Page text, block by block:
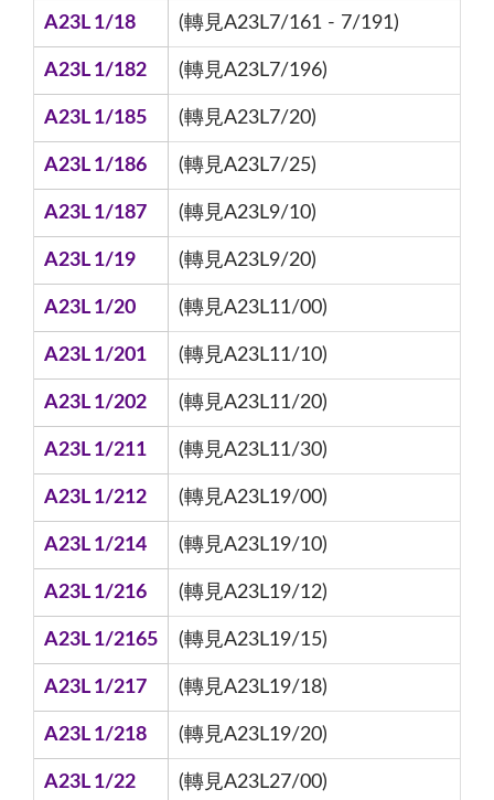
A23L 1/18 (轉見A23L7/161 - 7/191)
A23L 1/182 (轉見A23L7/196)
A23L 1/185 (轉見A23L7/20)
A23L 1/186 (轉見A23L7/25)
A23L 1/187 (轉見A23L9/10)
A23L 1/19 (轉見A23L9/20)
A23L 1/20 (轉見A23L11/00)
A23L 1/201 (轉見A23L11/10)
A23L 1/202 (轉見A23L11/20)
A23L 1/211 (轉見A23L11/30)
A23L 1/212 (轉見A23L19/00)
A23L 1/214 (轉見A23L19/10)
A23L 1/216 (轉見A23L19/12)
A23L 1/2165 (轉見A23L19/15)
A23L 1/217 (轉見A23L19/18)
A23L 1/218 (轉見A23L19/20)
A23L 1/22 (轉見A23L27/00)